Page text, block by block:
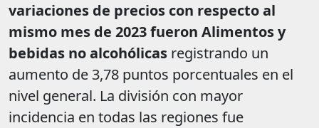
variaciones de precios con respecto al
mismo mes de 2023 fueron Alimentos y
bebidas no alcohólicas registrando un
aumento de 3,78 puntos porcentuales en el
nivel general. La división con mayor
incidencia en todas las regiones fue